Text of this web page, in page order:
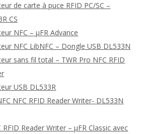
de carte à puce RFID PC/SC –
CS
NFC – μFR Advance
NFC LibNFC – Dongle USB DL533N
sans fil total – TWR Pro NFC RFID
USB DL533R
NFC RFID Reader Writer- DL533N
RFID Reader Writer – μFR Classic avec